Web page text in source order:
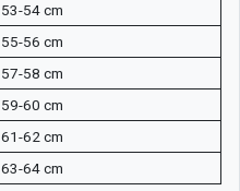
53-54 cm
55-56 cm
57-58 cm
59-60 cm
61-62 cm
63-64 cm